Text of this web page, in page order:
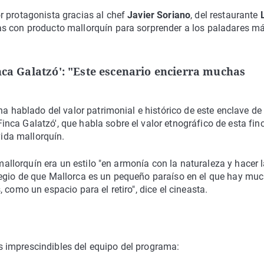
protagonista gracias al chefJavier Soriano, del restaurante
con producto mallorquín para sorprender a los paladares
Galatzó': "Este escenario encierra muchas
hablado del valor patrimonial e histórico de este enclave de
Galatzó', que habla sobre el valor etnográfico de esta
mallorquín.
era un estilo "en armonía con la naturaleza y hacer
de que Mallorca es un pequeño paraíso en el que hay
un espacio para el retiro", dice el cineasta.
del equipo del programa: